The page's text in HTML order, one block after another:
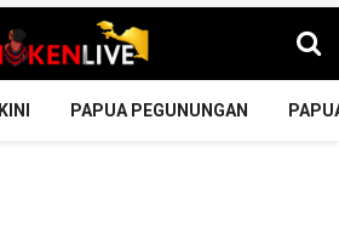
PAPUA PEGUNUNGAN